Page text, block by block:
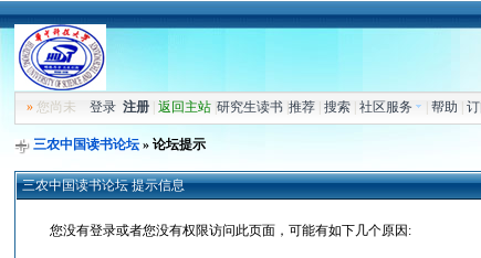
» 您尚未登录 注册 |返回主站 |研究生读书 |推荐 |搜索 |社区服务 |帮助 |
三农中国读书论坛» 论坛提示
三农中国读书论坛 提示信息
您没有登录或者您没有权限访问此页面，可能有如下几个原因: